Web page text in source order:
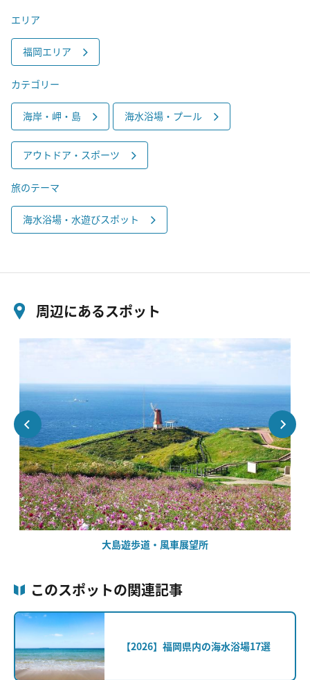
エリア
福岡エリア
カテゴリー
海岸・岬・島 海水浴場・プール
アウトドア・スポーツ
旅のテーマ
海水浴場・水遊びスポット
周辺にあるスポット
大島遊歩道・風車展望所
このスポットの関連記事
【2026】福岡県内の海水浴場17選